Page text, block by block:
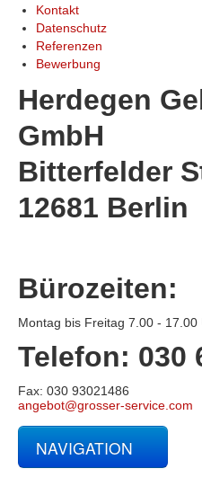
Kontakt
Datenschutz
Referenzen
Bewerbung
Herdegen
GmbH
Bitterfelder
12681 Berlin
Bürozeiten:
Montag bis Freitag 7.00 - 17.00
Telefon: 030
Fax: 030 93021486
angebot@grosser-service.com
NAVIGATION